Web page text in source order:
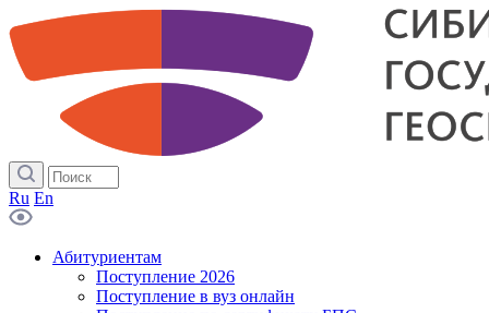
Ru En
Абитуриентам
Поступление 2026
Поступление в вуз онлайн